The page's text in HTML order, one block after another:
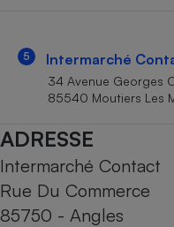
5 Intermarché
34 Avenue Georges
85540 Moutiers Les
ADRESSE
Intermarché Contact
Rue Du Commerce
85750 - Angles